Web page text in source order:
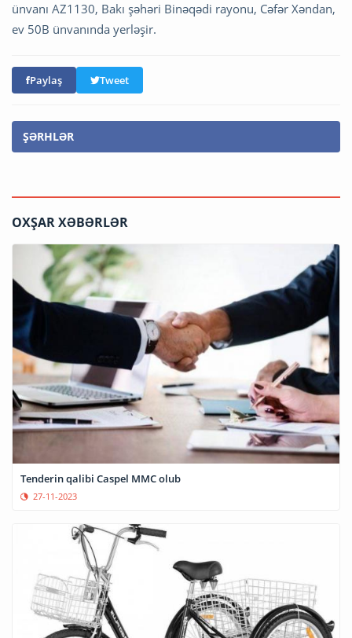
ünvanı AZ1130, Bakı şəhəri Binəqədi rayonu, Cəfər Xəndan,
ev 50B ünvanında yerləşir.
Paylaş Tweet
ŞƏRHLƏR
OXŞAR XƏBƏRLƏR
Tenderin qalibi Caspel MMC olub
27-11-2023